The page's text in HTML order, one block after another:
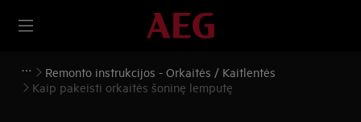
Remonto instrukcijos - Orkaitės / Kaitlentės
Kaip pakeisti orkaitės šoninę lemputę